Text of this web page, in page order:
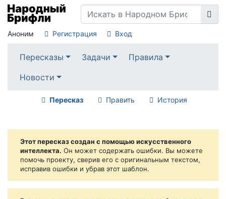
Аноним Регистрация Вход
Пересказы Задачи
Правила
Новости
Пересказ Править История
Этот пересказ создан с помощью искусственного
интеллекта. Он может содержать ошибки. Вы можете
помочь проекту, сверив его с оригинальным текстом,
исправив ошибки и убрав этот шаблон.